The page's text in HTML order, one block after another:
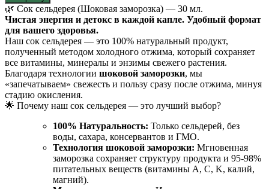
Сок
из
стебля
сельдерея
(замороженный
сок)
🌿 Сок сельдерея (Шоковая заморозка) — 30 мл.
Чистая энергия и детокс в каждой капле. Удобный формат
для вашего здоровья.
Наш сок сельдерея — это 100% натуральный продукт,
полученный методом холодного отжима, который сохраняет
все витамины, минералы и энзимы свежего растения.
Благодаря технологии шоковой заморозки, мы
«запечатываем» свежесть и пользу сразу после отжима, минуя
стадию окисления.
🌟 Почему наш сок сельдерея — это лучший выбор?
100% Натуральность: Только сельдерей, без
воды, сахара, консервантов и ГМО.
Технология шоковой заморозки: Мгновенная
заморозка сохраняет структуру продукта и 95-98%
питательных веществ (витамины A, C, K, калий,
магний).